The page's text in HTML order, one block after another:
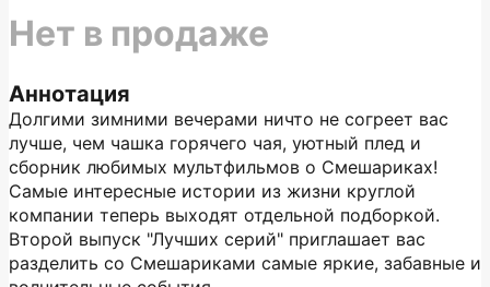
Аннотация
Долгими зимними вечерами ничто не согреет вас
лучше, чем чашка горячего чая, уютный плед и
сборник любимых мультфильмов о Смешариках!
Самые интересные истории из жизни круглой
компании теперь выходят отдельной подборкой.
Второй выпуск "Лучших серий" приглашает вас
разделить со Смешариками самые яркие, забавные и
Нет в продаже